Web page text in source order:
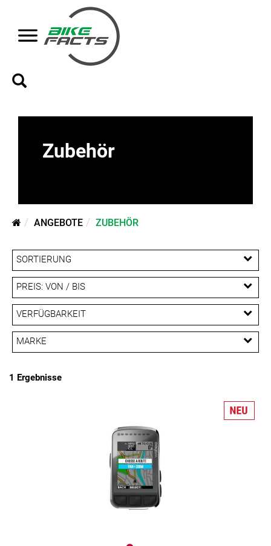
Zubehör
ANGEBOTE ZUBEHÖR
SORTIERUNG
PREIS: VON / BIS
EUR
EUR
PREISFILTER ANWENDEN
VERFÜGBARKEIT
MARKE
1 Ergebnisse